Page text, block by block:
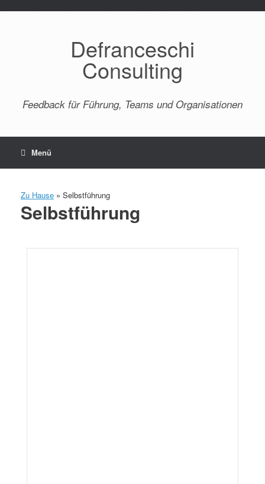
Defranceschi
Consulting
Feedback für Führung, Teams und Organisationen
Menü
Zu Hause » Selbstführung
Selbstführung